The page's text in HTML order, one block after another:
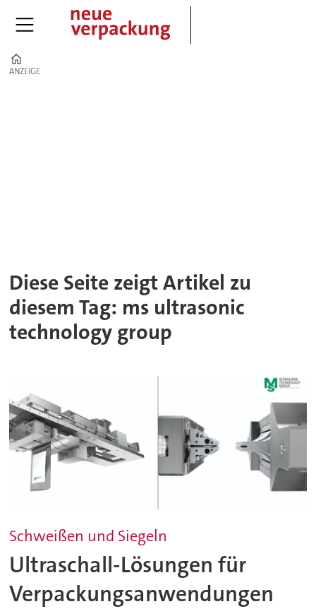
ANZEIGE
ANZEIGE
Diese Seite zeigt Artikel zu
diesem Tag: ms ultrasonic
technology group
Schweißen und Siegeln
Ultraschall-Lösungen für
Verpackungsanwendungen